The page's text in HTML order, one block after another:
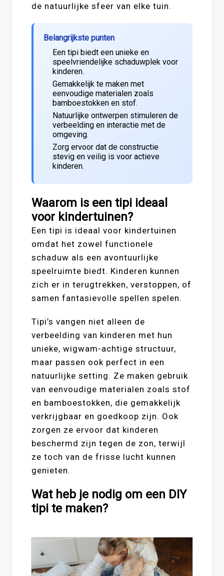
de natuurlijke sfeer van elke tuin.
Belangrijkste punten
Een tipi biedt een unieke en
speelvriendelijke schaduwplek voor
kinderen.
Gemakkelijk te maken met
eenvoudige materialen zoals
bamboestokken en stof.
Natuurlijke ontwerpen stimuleren de
verbeelding en interactie met de
omgeving.
Zorg ervoor dat de constructie
stevig en veilig is voor actieve
kinderen.
Waarom is een tipi ideaal
voor kindertuinen?
Een tipi is ideaal voor kindertuinen
omdat het zowel functionele
schaduw als een avontuurlijke
speelruimte biedt. Kinderen kunnen
zich er in terugtrekken, verstoppen, of
samen fantasievolle spellen spelen.
Tipi’s vangen niet alleen de
verbeelding van kinderen met hun
unieke, wigwam-achtige structuur,
maar passen ook perfect in een
natuurlijke setting. Ze maken gebruik
van eenvoudige materialen zoals stof
en bamboestokken, die gemakkelijk
verkrijgbaar en goedkoop zijn. Ook
zorgen ze ervoor dat kinderen
beschermd zijn tegen de zon, terwijl
ze toch van de frisse lucht kunnen
genieten.
Wat heb je nodig om een DIY
tipi te maken?